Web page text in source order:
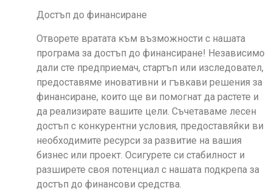
Достъп до финансиране
Отворете вратата към възможности с нашата
програма за достъп до финансиране! Независимо
дали сте предприемач, стартъп или изследовател,
предоставяме иновативни и гъвкави решения за
финансиране, които ще ви помогнат да растете и
да реализирате вашите цели. Съчетаваме лесен
достъп с конкурентни условия, предоставяйки ви
необходимите ресурси за развитие на вашия
бизнес или проект. Осигурете си стабилност и
разширете своя потенциал с нашата подкрепа за
достъп до финансови средства.